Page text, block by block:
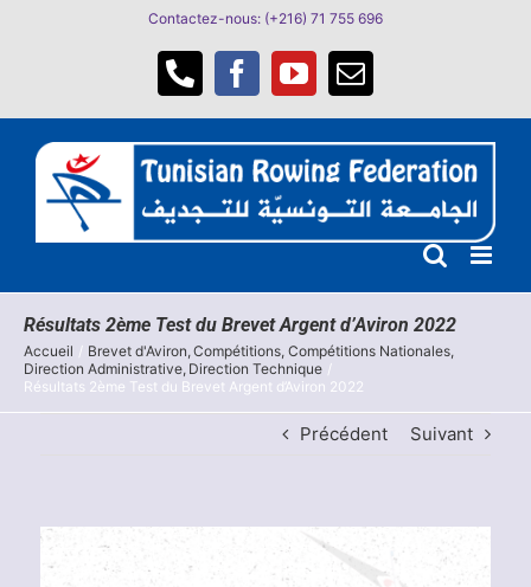
Contactez-nous: (+216) 71 755 696
Téléphone
Facebook
YouTube
Email
Résultats 2ème Test du Brevet Argent d’Aviron 2022
Accueil Brevet d'Aviron Compétitions Compétitions Nationales
Direction Administrative Direction Technique
Résultats 2ème Test du Brevet Argent d’Aviron 2022
Précédent Suivant
Voir
l'image